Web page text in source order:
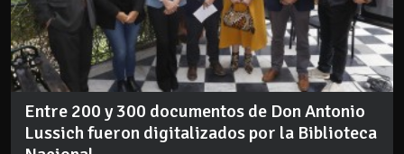
Entre 200 y 300 documentos de Don Antonio
Lussich fueron digitalizados por la Biblioteca